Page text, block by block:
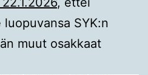
SYK:n
muut osakkaat